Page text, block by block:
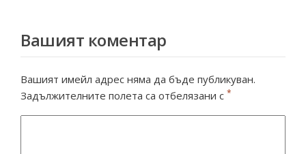
Вашият коментар
Вашият имейл адрес няма да бъде публикуван.
Задължителните полета са отбелязани с *